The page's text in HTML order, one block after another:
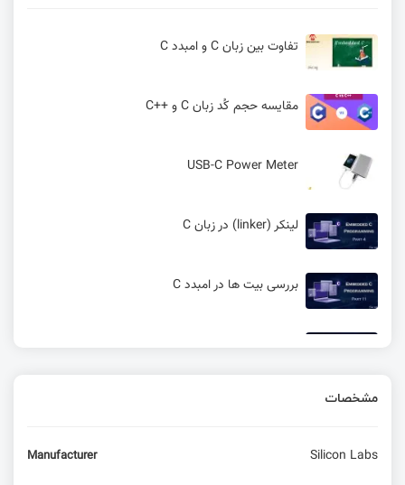
تفاوت بین زبان C و امبدد C
مقایسه حجم کُد زبان C و ++C
USB-C Power Meter
لینکر (linker) در زبان C
بررسی بیت ها در امبدد C
مسابقه سوم: استخراج داده از رشته ها در زبان C
مشخصات
Manufacturer Silicon Labs